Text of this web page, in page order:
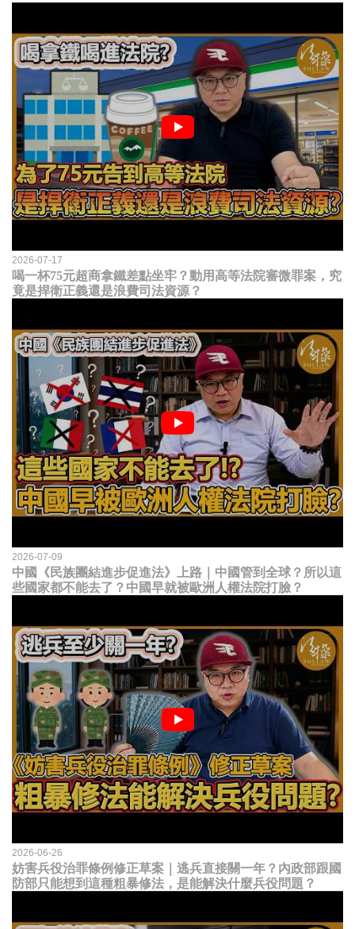
2026-07-17
喝一杯75元超商拿鐵差點坐牢？動用高等法院審微罪案，究
竟是捍衛正義還是浪費司法資源？
2026-07-09
中國《民族團結進步促進法》上路｜中國管到全球？所以這
些國家都不能去了？中國早就被歐洲人權法院打臉？
2026-06-26
妨害兵役治罪條例修正草案｜逃兵直接關一年？內政部跟國
防部只能想到這種粗暴修法，是能解決什麼兵役問題？